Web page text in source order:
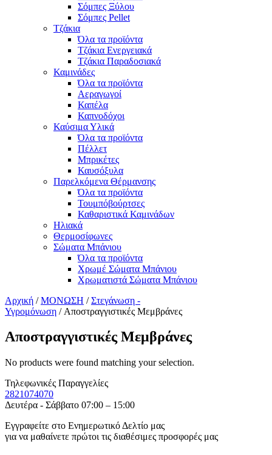
Σόμπες Ξύλου
Σόμπες Pellet
Τζάκια
Όλα τα προϊόντα
Τζάκια Ενεργειακά
Τζάκια Παραδοσιακά
Καμινάδες
Όλα τα προϊόντα
Αεραγωγοί
Καπέλα
Καπνοδόχοι
Καύσιμα Υλικά
Όλα τα προϊόντα
Πέλλετ
Μπρικέτες
Καυσόξυλα
Παρελκόμενα Θέρμανσης
Όλα τα προϊόντα
Τουμπόβούρτσες
Καθαριστικά Καμινάδων
Ηλιακά
Θερμοσίφωνες
Σώματα Μπάνιου
Όλα τα προϊόντα
Χρωμέ Σώματα Μπάνιου
Χρωματιστά Σώματα Μπάνιου
Αρχική /ΜΟΝΩΣΗ /Στεγάνωση -
Υγρομόνωση / Αποστραγγιστικές Μεμβράνες
Αποστραγγιστικές Μεμβράνες
No products were found matching your selection.
Τηλεφωνικές Παραγγελίες
2821074070
Δευτέρα - Σάββατο 07:00 – 15:00
Εγγραφείτε στο Ενημερωτικό Δελτίο μας
για να μαθαίνετε πρώτοι τις διαθέσιμες προσφορές μας